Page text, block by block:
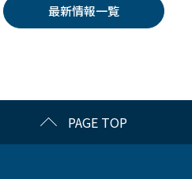
最新情報一覧
PAGE TOP